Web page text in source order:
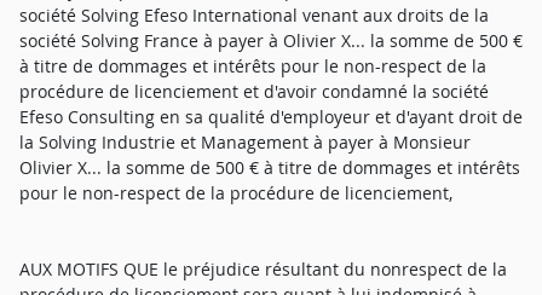
société Solving Efeso International venant aux droits de la
société Solving France à payer à Olivier X... la somme de 500 €
à titre de dommages et intérêts pour le non-respect de la
procédure de licenciement et d'avoir condamné la société
Efeso Consulting en sa qualité d'employeur et d'ayant droit de
la Solving Industrie et Management à payer à Monsieur
Olivier X... la somme de 500 € à titre de dommages et intérêts
pour le non-respect de la procédure de licenciement,
AUX MOTIFS QUE le préjudice résultant du nonrespect de la